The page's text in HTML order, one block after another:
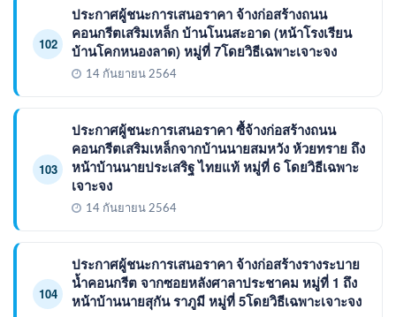
102
ประกาศผู้ชนะการเสนอราคา จ้างก่อสร้างถนน
คอนกรีตเสริมเหล็ก บ้านโนนสะอาด (หน้าโรงเรียน
บ้านโคกหนองลาด) หมู่ที่ 7โดยวิธีเฉพาะเจาะจง
14 กันยายน 2564
103
ประกาศผู้ชนะการเสนอราคา ซื้จ้างก่อสร้างถนน
คอนกรีตเสริมเหล็กจากบ้านนายสมหวัง ห้วยทราย ถึง
หน้าบ้านนายประเสริฐ ไทยแท้ หมู่ที่ 6 โดยวิธีเฉพาะ
เจาะจง
14 กันยายน 2564
104
ประกาศผู้ชนะการเสนอราคา จ้างก่อสร้างรางระบาย
น้ำคอนกรีต จากซอยหลังศาลาประชาคม หมู่ที่ 1 ถึง
หน้าบ้านนายสุกัน ราภูมี หมู่ที่ 5โดยวิธีเฉพาะเจาะจง